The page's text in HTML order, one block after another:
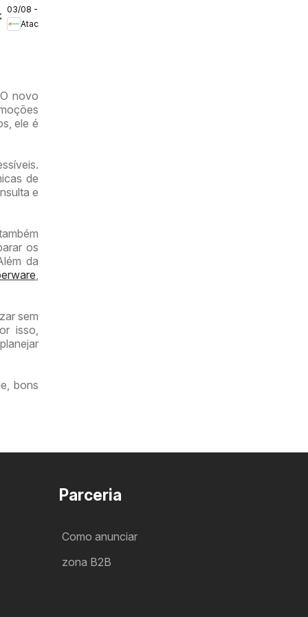
ofertas -
DF
03/08 - 09/08/2026
Atacadão
novo
ele é
de
e
os
da
sem
isso,
bons
Parceria
Como anunciar
zona B2B